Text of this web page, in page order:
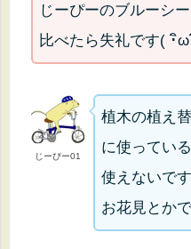
じーぴーのブルーシ
比べたら失礼です( ･ิω
じーぴー01
植木の植え
に使ってい
使えないです
お花見とか